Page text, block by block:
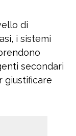
di
i sistemi
secondari
giustificare